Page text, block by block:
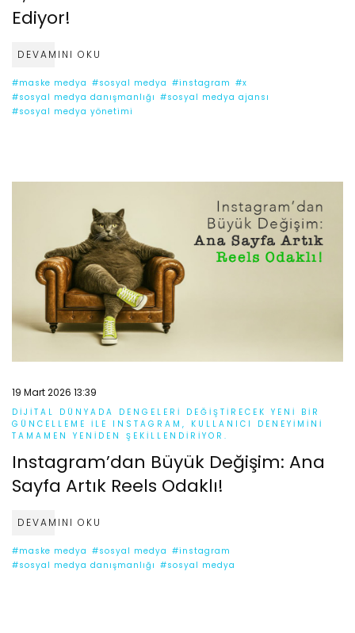
Ediyor!
DEVAMINI OKU
#maske medya #sosyal medya #instagram #x
#sosyal medya danışmanlığı #sosyal medya ajansı
#sosyal medya yönetimi
19 Mart 2026 13:39
DIJITAL DÜNYADA DENGELERI DEĞIŞTIRECEK YENI BIR
GÜNCELLEME ILE INSTAGRAM, KULLANICI DENEYIMINI
TAMAMEN YENIDEN ŞEKILLENDIRIYOR.
Instagram’dan Büyük Değişim: Ana
Sayfa Artık Reels Odaklı!
DEVAMINI OKU
#maske medya #sosyal medya #instagram
#sosyal medya danışmanlığı #sosyal medya